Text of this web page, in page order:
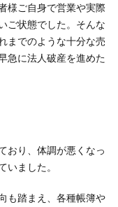
様ご自身で営業や実際
ご状態でした。そんな
までのような十分な売
急に法人破産を進めた
おり、体調が悪くなっ
いました。
も踏まえ、各種帳簿や